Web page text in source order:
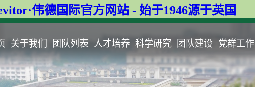
伟德国际官方网站 - 始于1946源于英国
关于我们 团队列表 人才培养 科学研究 团队建设 党群工作